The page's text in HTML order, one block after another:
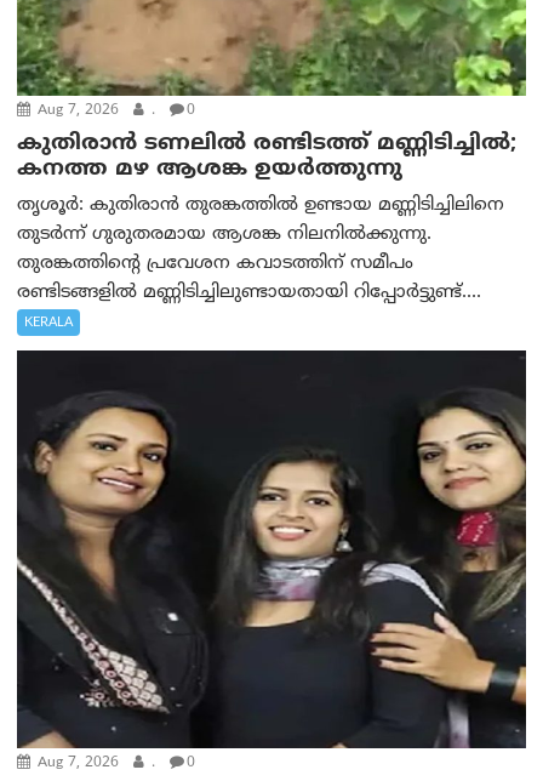
Aug 7, 2026 . 0
കുതിരാൻ ടണലിൽ രണ്ടിടത്ത് മണ്ണിടിച്ചിൽ;
കനത്ത മഴ ആശങ്ക ഉയർത്തുന്നു
തൃശൂർ: കുതിരാൻ തുരങ്കത്തിൽ ഉണ്ടായ മണ്ണിടിച്ചിലിനെ
തുടർന്ന് ഗുരുതരമായ ആശങ്ക നിലനിൽക്കുന്നു.
തുരങ്കത്തിന്റെ പ്രവേശന കവാടത്തിന് സമീപം
രണ്ടിടങ്ങളിൽ മണ്ണിടിച്ചിലുണ്ടായതായി റിപ്പോർട്ടുണ്ട്....
KERALA
Aug 7, 2026 . 0